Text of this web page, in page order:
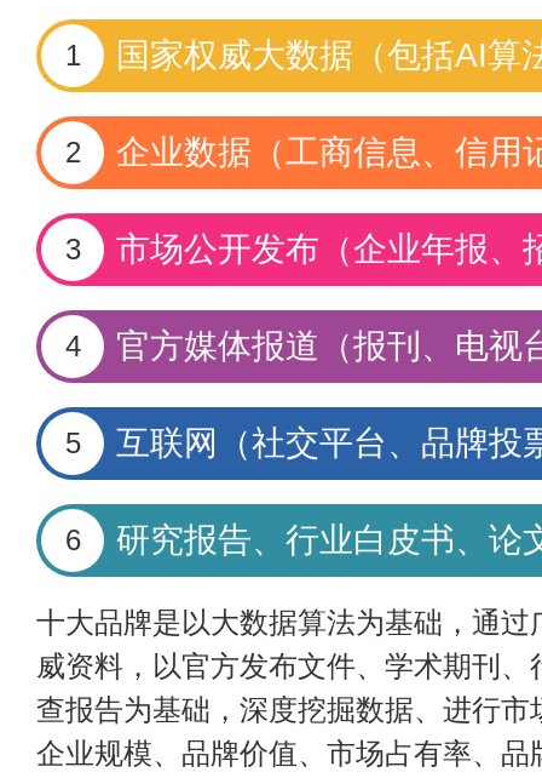
1 国家权威大数据（包括AI算
2 企业数据（工商信息、信用
3 市场公开发布（企业年报、
4 官方媒体报道（报刊、电视
5 互联网（社交平台、品牌投
6 研究报告、行业白皮书、论
十大品牌是以大数据算法为基础，通
威资料，以官方发布文件、学术期刊
查报告为基础，深度挖掘数据、进行
企业规模、品牌价值、市场占有率、